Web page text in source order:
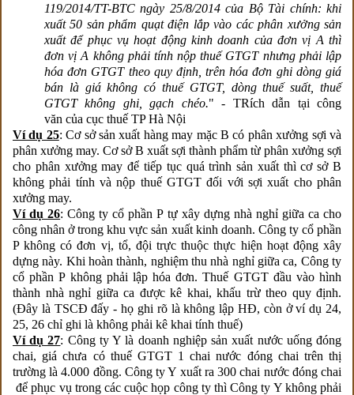
119/2014/TT-BTC ngày 25/8/2014 của Bộ Tài chính: khi
xuất 50 sản phẩm quạt điện lắp vào các phân xưởng sản
xuất để phục vụ hoạt động kinh doanh của đơn vị A thì
đơn vị A không phải tính nộp thuế GTGT nhưng phải lập
hóa đơn GTGT theo quy định, trên hóa đơn ghi dòng giá
bán là giá không có thuế GTGT, dòng thuế suất, thuế
GTGT không ghi, gạch chéo." - TRích dẫn tại công
văn của cục thuế TP Hà Nội
Ví dụ 25: Cơ sở sản xuất hàng may mặc B có phân xưởng sợi và
phân xưởng may. Cơ sở B xuất sợi thành phẩm từ phân xưởng sợi
cho phân xưởng may để tiếp tục quá trình sản xuất thì cơ sở B
không phải tính và nộp thuế GTGT đối với sợi xuất cho phân
xưởng may.
Ví dụ 26: Công ty cổ phần P tự xây dựng nhà nghỉ giữa ca cho
công nhân ở trong khu vực sản xuất kinh doanh. Công ty cổ phần
P không có đơn vị, tổ, đội trực thuộc thực hiện hoạt động xây
dựng này. Khi hoàn thành, nghiệm thu nhà nghỉ giữa ca, Công ty
cổ phần P không phải lập hóa đơn. Thuế GTGT đầu vào hình
thành nhà nghỉ giữa ca được kê khai, khấu trừ theo quy định.
(Đây là TSCĐ đấy - họ ghi rõ là không lập HĐ, còn ở ví dụ 24,
25, 26 chỉ ghi là không phải kê khai tính thuế)
Ví dụ 27: Công ty Y là doanh nghiệp sản xuất nước uống đóng
chai, giá chưa có thuế GTGT 1 chai nước đóng chai trên thị
trường là 4.000 đồng. Công ty Y xuất ra 300 chai nước đóng chai
để phục vụ trong các cuộc họp công ty thì Công ty Y không phải